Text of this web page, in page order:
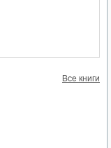
Все книги